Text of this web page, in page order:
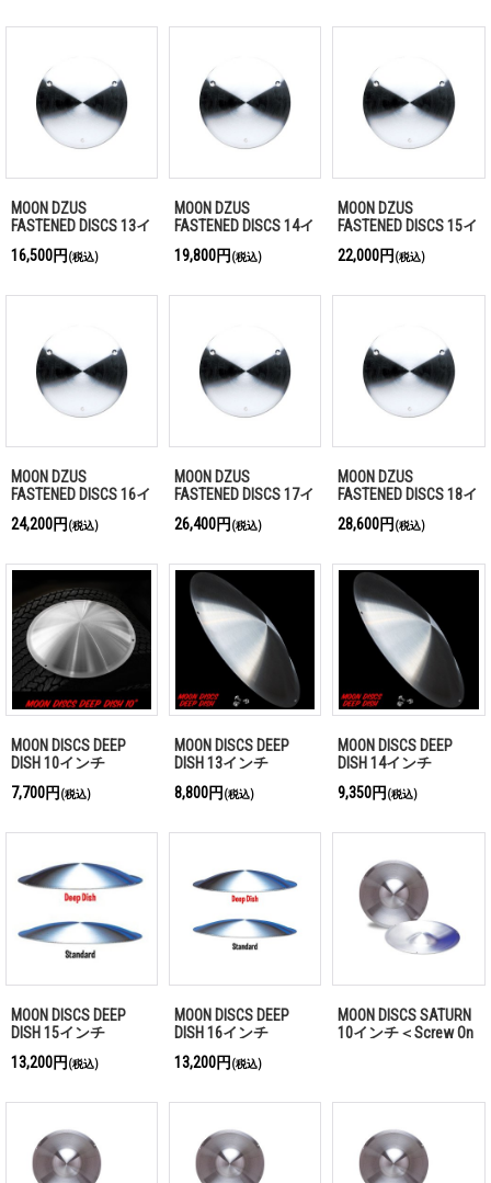
MOON DZUS
FASTENED DISCS 13イ
16,500円 (税込)
MOON DZUS
FASTENED DISCS 14イ
19,800円 (税込)
MOON DZUS
FASTENED DISCS 15イ
22,000円 (税込)
MOON DZUS
FASTENED DISCS 16イ
ンチ
24,200円 (税込)
MOON DZUS
FASTENED DISCS 17イ
ンチ
26,400円 (税込)
MOON DZUS
FASTENED DISCS 18イ
ンチ
28,600円 (税込)
MOON DISCS DEEP
DISH 10インチ
7,700円 (税込)
MOON DISCS DEEP
DISH 13インチ
8,800円 (税込)
MOON DISCS DEEP
DISH 14インチ
9,350円 (税込)
MOON DISCS DEEP
DISH 15インチ
13,200円 (税込)
MOON DISCS DEEP
DISH 16インチ
13,200円 (税込)
MOON DISCS SATURN
10インチ＜Screw On